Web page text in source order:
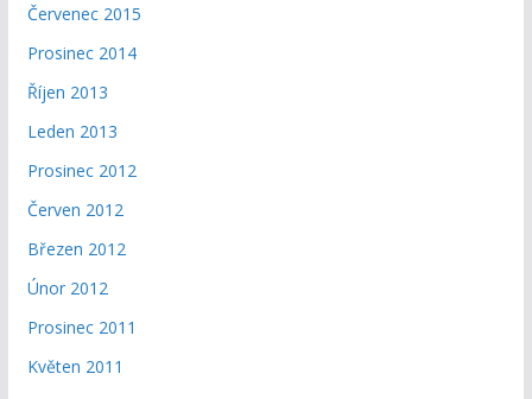
Červenec 2015
Prosinec 2014
Říjen 2013
Leden 2013
Prosinec 2012
Červen 2012
Březen 2012
Únor 2012
Prosinec 2011
Květen 2011